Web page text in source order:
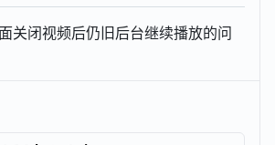
关闭视频后仍旧后台继续播放的问